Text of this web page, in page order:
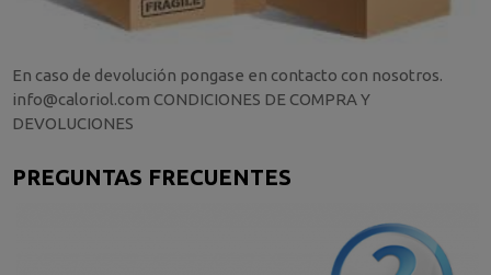
En caso de devolución pongase en contacto con nosotros.
info@caloriol.com CONDICIONES DE COMPRA Y
DEVOLUCIONES
PREGUNTAS FRECUENTES